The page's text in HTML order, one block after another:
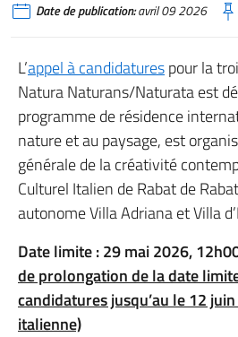
Date de publication:avril 09 2026
L’appel à candidaturespour la
Natura Naturans/Naturata est
programme de résidence
nature et au paysage, est
générale de la créativité
Culturel Italien de Rabat de
autonome Villa Adriana et Villa
Date limite : 29 mai 2026,
de prolongation de la date
candidatures jusqu’au le 12
italienne)